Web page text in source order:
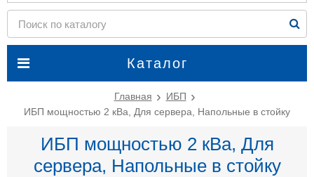
Каталог
Главная
ИБП
ИБП мощностью 2 кВа, Для сервера, Напольные в стойку
ИБП мощностью 2 кВа, Для
сервера, Напольные в стойку